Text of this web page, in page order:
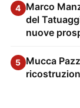
4 Marco
del
nuove
5 Mucca